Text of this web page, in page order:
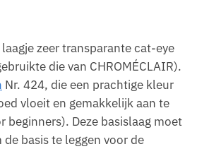
zeer transparante cat-eye
die van CHROMÉCLAIR).
Nr. 424, die een prachtige kleur
vloeit en gemakkelijk aan te
beginners). Deze basislaag moet
basis te leggen voor de